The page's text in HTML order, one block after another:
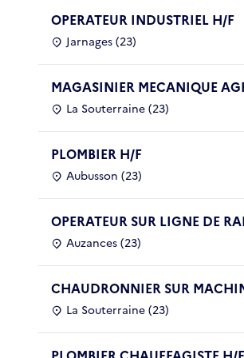
OPERATEUR INDUSTRIEL H/F
Jarnages (23)
MAGASINIER MECANIQUE
La Souterraine (23)
PLOMBIER H/F
Aubusson (23)
OPERATEUR SUR LIGNE DE
Auzances (23)
CHAUDRONNIER SUR
La Souterraine (23)